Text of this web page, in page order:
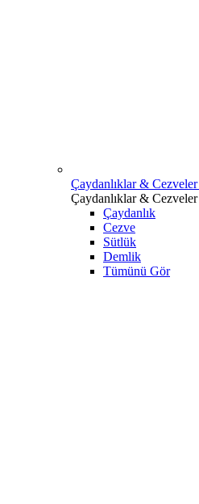
Çaydanlıklar & Cezveler
Çaydanlıklar & Cezveler
Çaydanlık
Cezve
Sütlük
Demlik
Tümünü Gör